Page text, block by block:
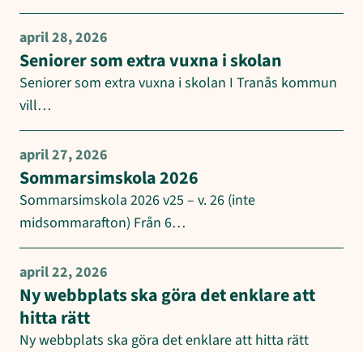
april 28, 2026
Seniorer som extra vuxna i skolan
Seniorer som extra vuxna i skolan I Tranås kommun
vill…
april 27, 2026
Sommarsimskola 2026
Sommarsimskola 2026 v25 – v. 26 (inte
midsommarafton) Från 6…
april 22, 2026
Ny webbplats ska göra det enklare att
hitta rätt
Ny webbplats ska göra det enklare att hitta rätt